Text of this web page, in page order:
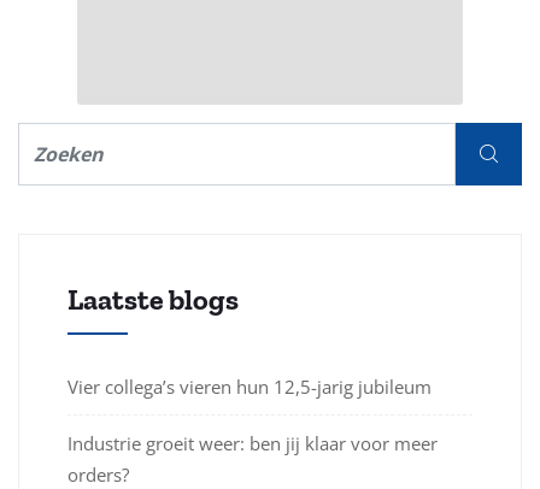
Laatste blogs
Vier collega’s vieren hun 12,5-jarig jubileum
Industrie groeit weer: ben jij klaar voor meer
orders?